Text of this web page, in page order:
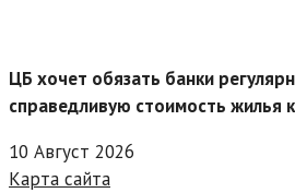
ЦБ хочет обязать банки
справедливую стоимость жилья
10 Август 2026
Карта сайта